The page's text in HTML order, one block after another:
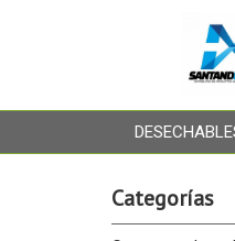
Categorías